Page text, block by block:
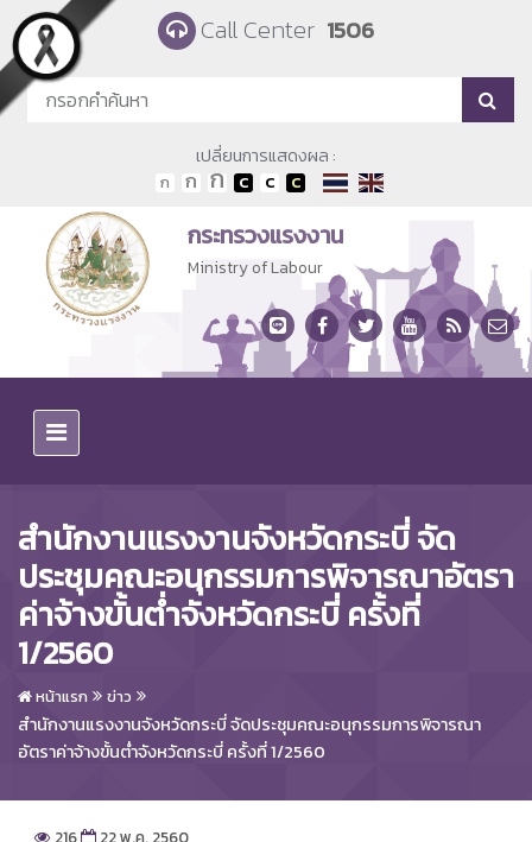
Skip to main content Call Center 1506
เปลี่ยนการแสดงผล :
กระทรวงแรงงาน
Ministry of Labour
สำนักงานแรงงานจังหวัดกระบี่ จัด
ประชุมคณะอนุกรรมการพิจารณาอัตรา
ค่าจ้างขั้นต่ำจังหวัดกระบี่ ครั้งที่
1/2560
หน้าแรก ข่าว
สำนักงานแรงงานจังหวัดกระบี่ จัดประชุมคณะอนุกรรมการพิจารณา
อัตราค่าจ้างขั้นต่ำจังหวัดกระบี่ ครั้งที่ 1/2560
216 22 พ.ค. 2560